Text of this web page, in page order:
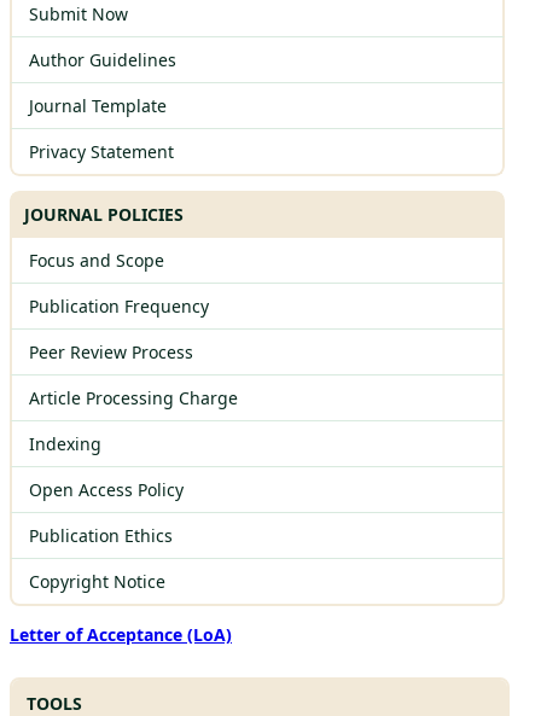
Submit Now
Author Guidelines
Journal Template
Privacy Statement
JOURNAL POLICIES
Focus and Scope
Publication Frequency
Peer Review Process
Article Processing Charge
Indexing
Open Access Policy
Publication Ethics
Copyright Notice
Letter of Acceptance (LoA)
TOOLS